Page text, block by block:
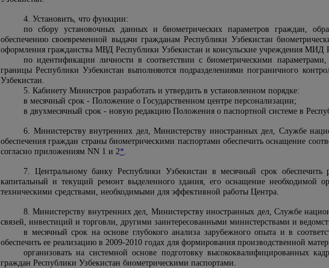
4. Установить, что функции:
по сбору установочных данных и биометрических параметров граждан,
обеспечению своевременной выдачи гражданам Республики Узбекистан
оформления гражданства МВД Республики Узбекистан и консульские учреждения МИД
по идентификации личности в соответствии с биометрическими
границы Республики Узбекистан выполняются подразделениями пограничного
Узбекистан.
5. Кабинету Министров разработать и утвердить в установленном порядке:
в месячный срок - Положение о Государственном центре персонализации;
в двухмесячный срок - новую редакцию Положения о паспортной системе в
6. Министерству внутренних дел, Министерству иностранных дел, Службе
обеспечения граждан страны биометрическими паспортами обеспечить оснащение
согласно приложениям NN 1 и 2*.
7. Центральному банку Республики Узбекистан в месячный срок
капитальный и текущий ремонт выделенного здания, его оснащение необходимой
техническими средствами, необходимыми для эффективной работы Центра.
8. Министерству внутренних дел, Министерству иностранных дел, Службе
связей, инвестиций и торговли, другими заинтересованными министерствами и
в месячный срок на основе глубокого анализа зарубежного опыта и в
обеспечить ее реализацию в 2009-2010 годах для формирования производственной
организовать на системной основе подготовку высококвалифицированных
граждан Республики Узбекистан биометрическими паспортами.